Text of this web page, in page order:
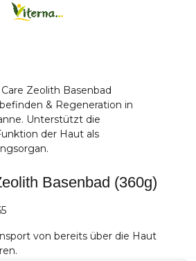
Basenbad (360g)
von bereits über die Haut